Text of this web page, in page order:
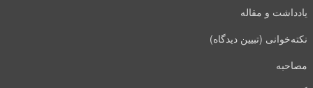
یادداشت و مقاله
نکته‌خوانی (تبیین دیدگاه)
مصاحبه